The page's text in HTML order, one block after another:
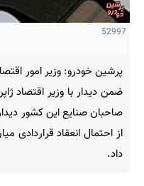
52997
پرشین خودرو: وزیر امور
ضمن دیدار با وزیر اقتصاد
صاحبان صنایع این کشور
از احتمال انعقاد قراردادی
داد.